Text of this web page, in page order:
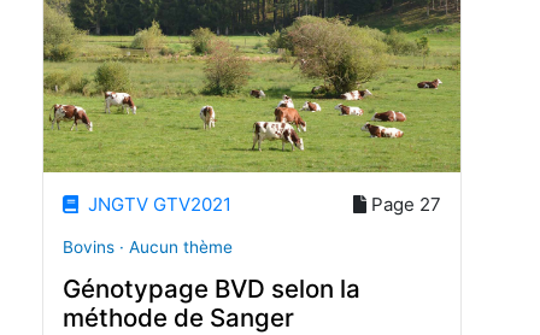
JNGTV GTV2021 Page 27
Bovins · Aucun thème
Génotypage BVD selon la
méthode de Sanger